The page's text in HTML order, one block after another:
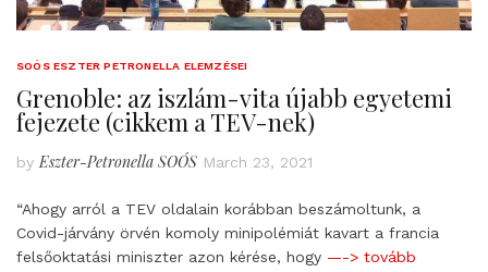
SOÓS ESZTER PETRONELLA ELEMZÉSEI
Grenoble: az iszlám-vita újabb egyetemi
fejezete (cikkem a TEV-nek)
by Eszter-Petronella SOÓS March 23, 2021
“Ahogy arról a TEV oldalain korábban beszámoltunk, a
Covid-járvány örvén komoly minipolémiát kavart a francia
felsőoktatási miniszter azon kérése, hogy —-> tovább